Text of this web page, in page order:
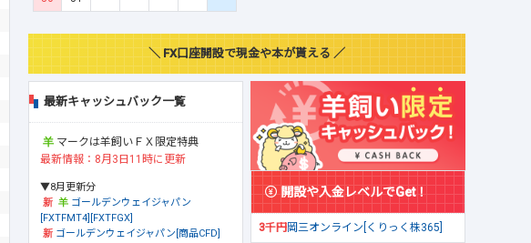
＼ FX口座開設で現金や本が貰える ／
最新キャッシュバック一覧
マークは羊飼いＦＸ限定特典
最新情報：8月3日11時に更新
▼8月更新分
ゴールデンウェイジャパン
[FXTFMT4][FXTFGX]
ゴールデンウェイジャパン[商品CFD]
開設や入金レベルでGet！
3千円岡三オンライン[くりっく株365]